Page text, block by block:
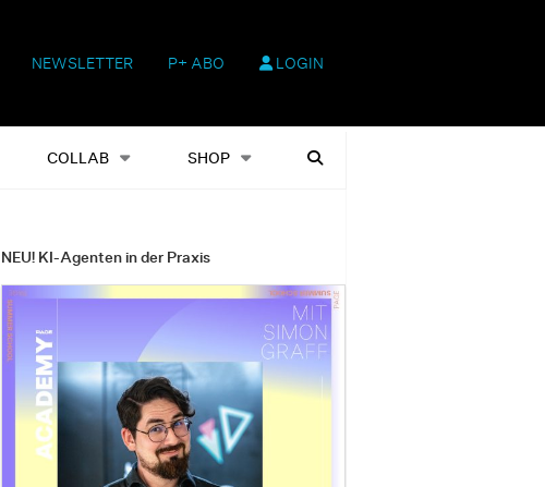
NEWSLETTER P+ ABO LOGIN
COLLAB SHOP
Shop Heftausgaben Suchen
NEU! KI-Agenten in der Praxis